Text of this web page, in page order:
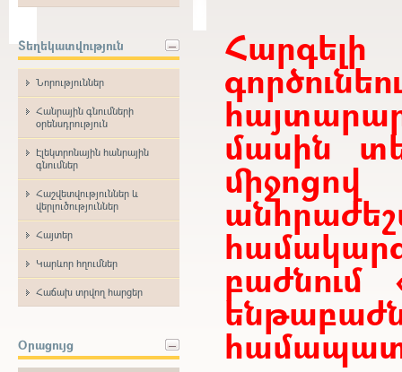
Տեղեկատվություն
Նորություններ
Հանրային գնումների
օրենսդրություն
Էլեկտրոնային հանրային
գնումներ
Հաշվետվություններ և
վերլուծություններ
Հայտեր
Կարևոր հղումներ
Հաճախ տրվող հարցեր
Օրացույց
մասին
բաժնում